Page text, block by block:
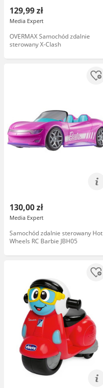
129,99 zł
Media Expert
OVERMAX Samochód zdalnie
sterowany X-Clash
130,00 zł
Media Expert
Samochód zdalnie sterowany Hot
Wheels RC Barbie JBH05